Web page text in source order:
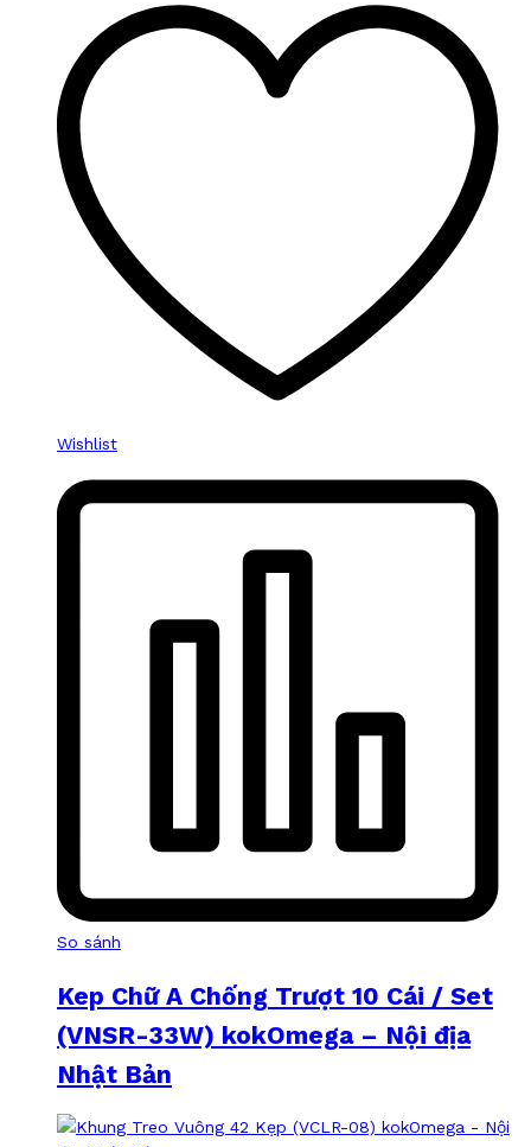
Wishlist
So sánh
Kep Chữ A Chống Trượt 10 Cái / Set
(VNSR-33W) kokOmega – Nội địa
Nhật Bản